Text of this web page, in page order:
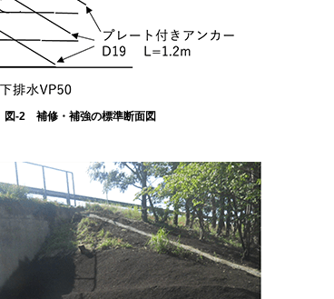
図-2 補修・補強の標準断面図